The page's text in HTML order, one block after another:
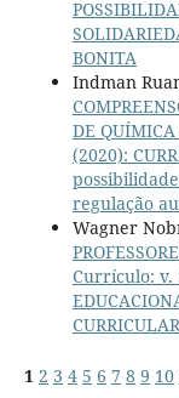
BONITA
Indman
DE QUÍMICA
(2020):
regulação
Wagner
Currículo: v.
1 2 3 4 5 6 7 8 9 10